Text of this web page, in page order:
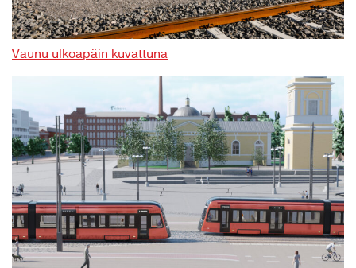
Vaunu ulkoapäin kuvattuna